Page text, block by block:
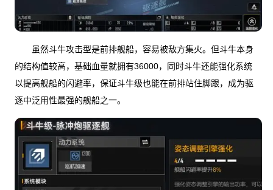
虽然斗牛攻击型是前排舰船，容易被敌方集火。但斗牛本身
的结构值较高，基础血量就拥有36000，同时斗牛还能强化系统
以提高舰船的闪避率，保证斗牛级也能在前排站住脚跟，成为驱
逐中泛用性最强的舰船之一。